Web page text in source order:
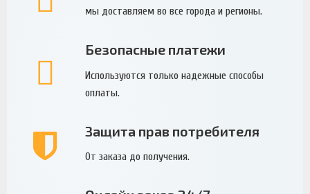
мы доставляем во все города и регионы.
Безопасные платежи
Используются только надежные способы
оплаты.
Защита прав потребителя
От заказа до получения.